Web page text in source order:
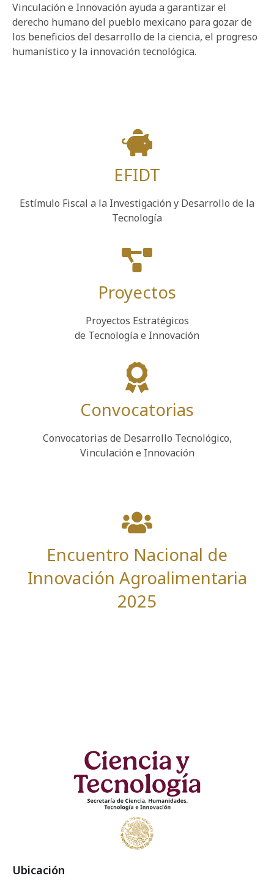
Vinculación e Innovación ayuda a garantizar el
derecho humano del pueblo mexicano para gozar de
los beneficios del desarrollo de la ciencia, el progreso
humanístico y la innovación tecnológica.
EFIDT
Estímulo Fiscal a la Investigación y Desarrollo de la
Tecnología
Proyectos
Proyectos Estratégicos
de Tecnología e Innovación
Convocatorias
Convocatorias de Desarrollo Tecnológico,
Vinculación e Innovación
Encuentro Nacional de
Innovación Agroalimentaria
2025
Ubicación